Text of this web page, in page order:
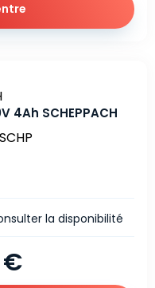
4Ah SCHEPPACH
€
la disponibilité